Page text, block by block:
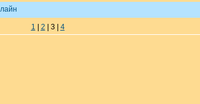
1 2 | 3 | 4